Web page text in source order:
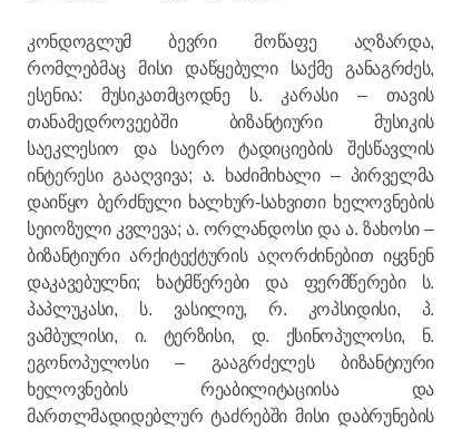
კონდოგლუმ ბევრი მოწაფე აღზარდა,
რომლებმაც მისი დაწყებული საქმე განაგრძეს,
ესენია: მუსიკათმცოდნე ს. კარასი – თავის
თანამედროვეებში ბიზანტიური მუსიკის
საეკლესიო და საერო ტადიციების შესწავლის
ინტერესი გააღვივა; ა. ხაძიმიხალი – პირველმა
დაიწყო ბერძნული ხალხურ-სახვითი ხელოვნების
სეიოზული კვლევა; ა. ორლანდოსი და ა. ზახოსი –
ბიზანტიური არქიტექტურის აღორძინებით იყვნენ
დაკავებულნი; ხატმწერები და ფერმწერები ს.
პაპლუკასი, ს. ვასილიუ, რ. კოპსიდისი, პ.
ვამბულისი, ი. ტერზისი, დ. ქსინოპულოსი, ნ.
ეგონოპულოსი – გააგრძელეს ბიზანტიური
ხელოვნების რეაბილიტაციისა და
მართლმადიდებლურ ტაძრებში მისი დაბრუნების